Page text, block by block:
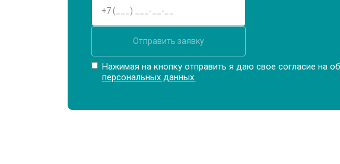
Ремонт цепи питания
Замена USB порта
Отправить заявку
Нажимая на кнопку отправить я даю свое согласие на
персональных данных.